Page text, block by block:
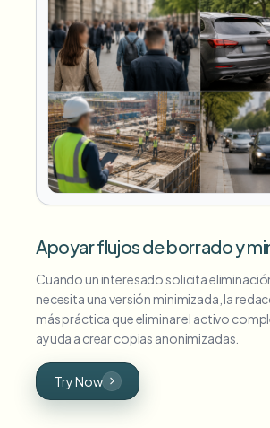
Apoyar flujos de borrado y
Cuando un interesado solicita
necesita una versión minimizada, la
más práctica que eliminar el activo
ayuda a crear copias anonimizadas.
Try Now